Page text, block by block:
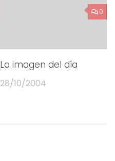
0
La imagen del día
28/10/2004